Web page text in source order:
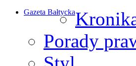
Gazeta Bałtycka
Porady